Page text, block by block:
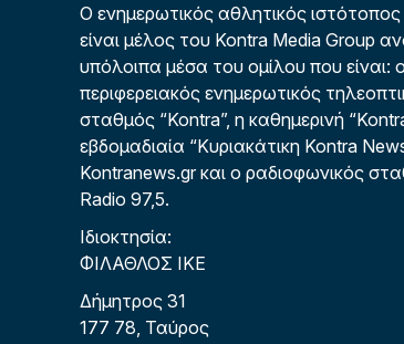
Ο ενημερωτικός αθλητικός
είναι μέλος του Kontra Media Group
υπόλοιπα μέσα του ομίλου που είναι: ο
περιφερειακός ενημερωτικός
σταθμός “Kontra”, η καθημερινή
εβδομαδιαία “Κυριακάτικη Kontra
Kontranews.gr και ο ραδιοφωνικός
Radio 97,5.
Ιδιοκτησία:
ΦΙΛΑΘΛΟΣ ΙΚΕ
Δήμητρος 31
177 78, Ταύρος